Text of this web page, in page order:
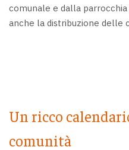
comunale e dalla
anche la distribuzione delle
Un ricco
comunità